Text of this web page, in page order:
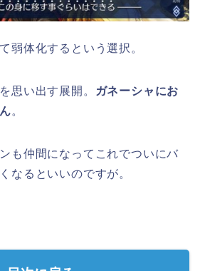
弱体化するという選択。
思い出す展開。
ガネーシャにお
。
も仲間になってこれでついにバ
なるといいのですが。